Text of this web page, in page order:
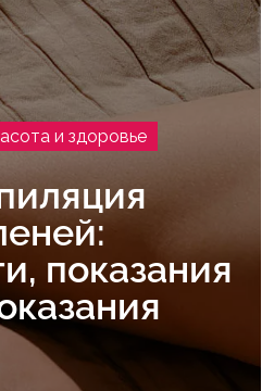
и здоровье
показания